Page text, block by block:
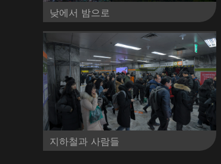
낮에서 밤으로
지하철과 사람들